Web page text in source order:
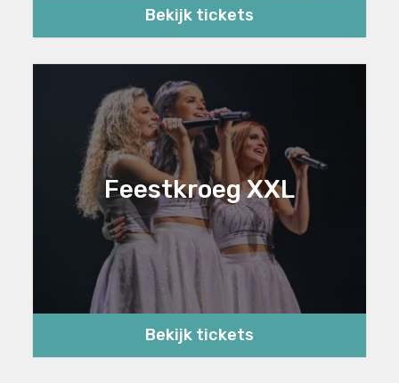
Bekijk tickets
Feestkroeg XXL
Bekijk tickets